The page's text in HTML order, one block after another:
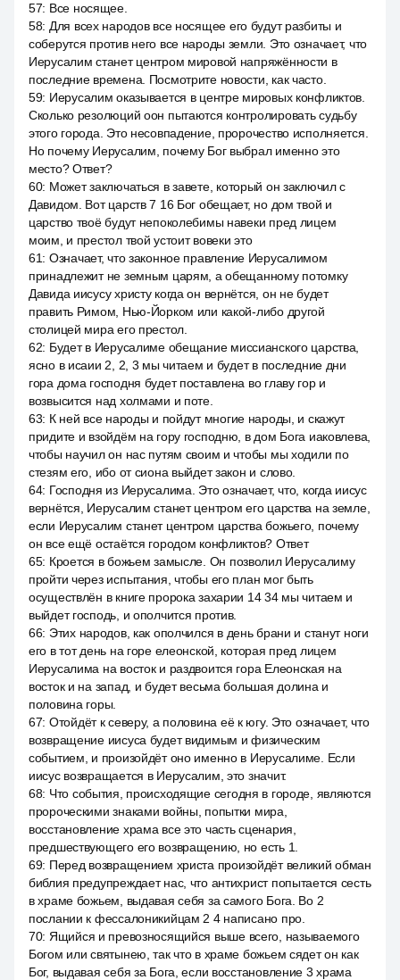
57: Все носящее.
58: Для всех народов все носящее его будут разбиты и
соберутся против него все народы земли. Это означает, что
Иерусалим станет центром мировой напряжённости в
последние времена. Посмотрите новости, как часто.
59: Иерусалим оказывается в центре мировых конфликтов.
Сколько резолюций оон пытаются контролировать судьбу
этого города. Это несовпадение, пророчество исполняется.
Но почему Иерусалим, почему Бог выбрал именно это
место? Ответ?
60: Может заключаться в завете, который он заключил с
Давидом. Вот царств 7 16 Бог обещает, но дом твой и
царство твоё будут непоколебимы навеки пред лицем
моим, и престол твой устоит вовеки это
61: Означает, что законное правление Иерусалимом
принадлежит не земным царям, а обещанному потомку
Давида иисусу христу когда он вернётся, он не будет
править Римом, Нью-Йорком или какой-либо другой
столицей мира его престол.
62: Будет в Иерусалиме обещание миссианского царства,
ясно в исаии 2, 2, 3 мы читаем и будет в последние дни
гора дома господня будет поставлена во главу гор и
возвысится над холмами и поте.
63: К ней все народы и пойдут многие народы, и скажут
придите и взойдём на гору господню, в дом Бога иаковлева,
чтобы научил он нас путям своим и чтобы мы ходили по
стезям его, ибо от сиона выйдет закон и слово.
64: Господня из Иерусалима. Это означает, что, когда иисус
вернётся, Иерусалим станет центром его царства на земле,
если Иерусалим станет центром царства божьего, почему
он все ещё остаётся городом конфликтов? Ответ
65: Кроется в божьем замысле. Он позволил Иерусалиму
пройти через испытания, чтобы его план мог быть
осуществлён в книге пророка захарии 14 34 мы читаем и
выйдет господь, и ополчится против.
66: Этих народов, как ополчился в день брани и станут ноги
его в тот день на горе елеонской, которая пред лицем
Иерусалима на восток и раздвоится гора Елеонская на
восток и на запад, и будет весьма большая долина и
половина горы.
67: Отойдёт к северу, а половина её к югу. Это означает, что
возвращение иисуса будет видимым и физическим
событием, и произойдёт оно именно в Иерусалиме. Если
иисус возвращается в Иерусалим, это значит.
68: Что события, происходящие сегодня в городе, являются
пророческими знаками войны, попытки мира,
восстановление храма все это часть сценария,
предшествующего его возвращению, но есть 1.
69: Перед возвращением христа произойдёт великий обман
библия предупреждает нас, что антихрист попытается сесть
в храме божьем, выдавая себя за самого Бога. Во 2
послании к фессалоникийцам 2 4 написано про.
70: Ящийся и превозносящийся выше всего, называемого
Богом или святынею, так что в храме божьем сядет он как
Бог, выдавая себя за Бога, если восстановление 3 храма